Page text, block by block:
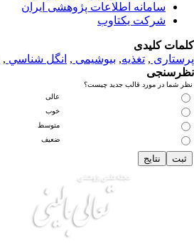
سامانه اطلاعات پژوهشی ایران
شرکت یکتاوب
کلمات کلیدی
پرستاری , تغذيه, بیوشیمی , انگل شناسي ,
نظرسنجی
نظر شما در مورد قالب جدید چیست؟
عالی
خوب
متوسط
ضعیف